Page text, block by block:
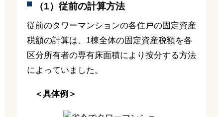
（1）従前の計算方法
従前のタワーマンションの各住戸の固定資産
税額の計算は、1棟全体の固定資産税額を各
区分所有者の専有床面積により按分する方法
によっていました。
＜具体例＞